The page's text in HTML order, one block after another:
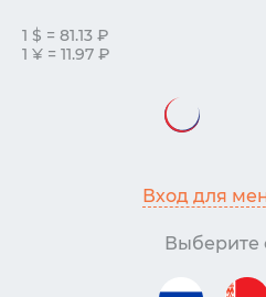
1 $ = 81.13 ₽
1 ¥ = 11.97 ₽
Вход для
Выберите